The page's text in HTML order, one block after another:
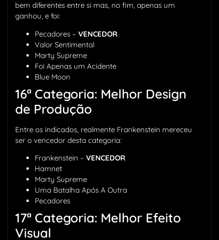
bem diferentes entre si mas, no fim, apenas um
ganhou, e foi:
Pecadores – VENCEDOR
Valor Sentimental
Marty Supreme
Foi Apenas um Acidente
Blue Moon
16ª Categoria: Melhor Design
de Produção
Entre os indicados, realmente Frankenstein mereceu
ser o vencedor desta categoria:
Frankenstein – VENCEDOR
Hamnet
Marty Supreme
Uma Batalha Após A Outra
Pecadores
17ª Categoria: Melhor Efeito
Visual